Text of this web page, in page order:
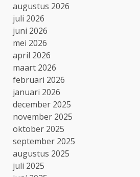
augustus 2026
juli 2026
juni 2026
mei 2026
april 2026
maart 2026
februari 2026
januari 2026
december 2025
november 2025
oktober 2025
september 2025
augustus 2025
juli 2025